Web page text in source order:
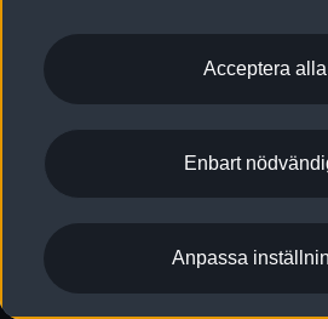
2G/3G nätet stängs ned - Hur
Nyhetsbrev
Vårt hållbarhetsarbete
Lediga tjänster huvudkontor
Lediga tjänster hos Audi
Kommentar till mediauppgifter
Anpassa inställningar för cookies
Visselblåsarkanaler
Acceptera alla
Enbart
Anpassa